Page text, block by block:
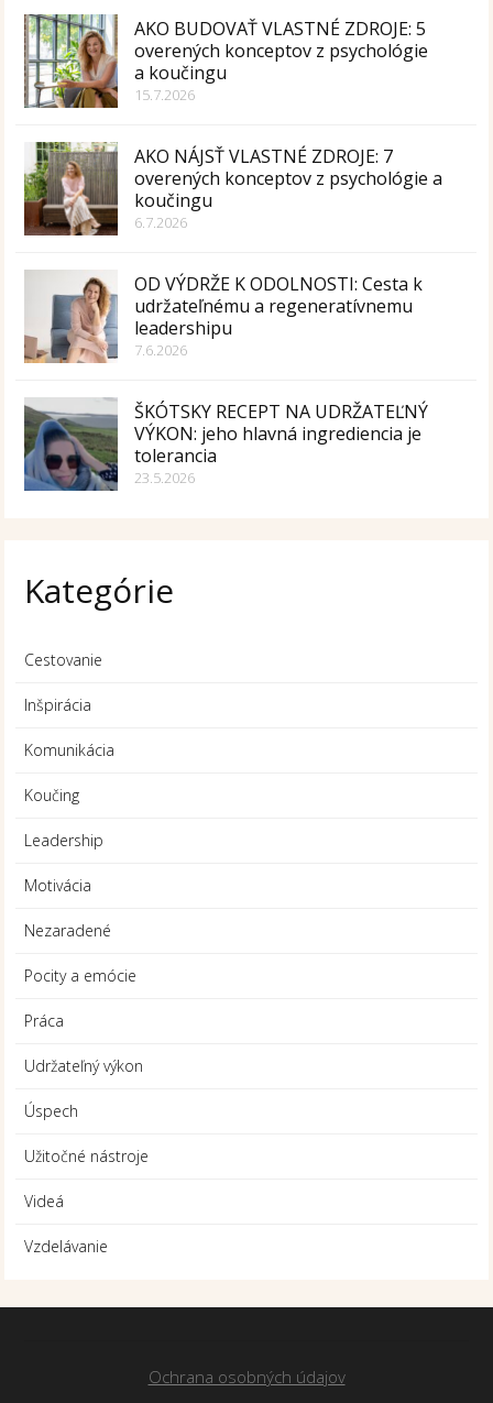
AKO BUDOVAŤ VLASTNÉ ZDROJE: 5
overených konceptov z psychológie
a koučingu
15.7.2026
AKO NÁJSŤ VLASTNÉ ZDROJE: 7
overených konceptov z psychológie a
koučingu
6.7.2026
OD VÝDRŽE K ODOLNOSTI: Cesta k
udržateľnému a regeneratívnemu
leadershipu
7.6.2026
ŠKÓTSKY RECEPT NA UDRŽATEĽNÝ
VÝKON: jeho hlavná ingrediencia je
tolerancia
23.5.2026
Kategórie
Cestovanie
Inšpirácia
Komunikácia
Koučing
Leadership
Motivácia
Nezaradené
Pocity a emócie
Práca
Udržateľný výkon
Úspech
Užitočné nástroje
Videá
Vzdelávanie
Ochrana osobných údajov